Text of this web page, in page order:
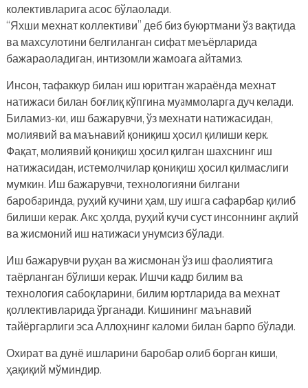
колективларига асос бўлаолади.
“Яхши мехнат коллективи” деб биз буюртмани ўз вақтида
ва махсулотини белгиланган сифат меъёрларида
бажараоладиган, интизомли жамоага айтамиз.
Инсон, тафаккур билан иш юритган жараёнда мехнат
натижаси билан боғлиқ кўпгина муaммоларга дуч келади.
Биламиз-ки, иш бажарувчи, ўз мехнати натижасидан,
молиявий ва маънавий қониқиш ҳосил қилиши керк.
Фақат, молиявий қониқиш ҳосил қилган шахснинг иш
натижасидан, истемолчилар қониқиш ҳосил қилмаслиги
мумкин. Иш бажарувчи, технологияни билгани
баробaринда, руҳий кучини ҳам, шу ишга сафарбар қилиб
билиши керак. Акс ҳолда, руҳий кучи суст инсоннинг ақлий
ва жисмоний иш натижаси унумсиз бўлади.
Иш бажарувчи руҳан ва жисмонан ўз иш фаолиятига
таёрланган бўлиши керак. Ишчи кадр билим ва
технология сабоқларини, билим юртларида ва мехнат
қоллективларида ўрганади. Кишининг маънавий
тайёргарлиги эса Аллоҳнинг каломи билан барпо бўлади.
Охират ва дунё ишларини баробар олиб борган киши,
ҳақиқий мўминдир.